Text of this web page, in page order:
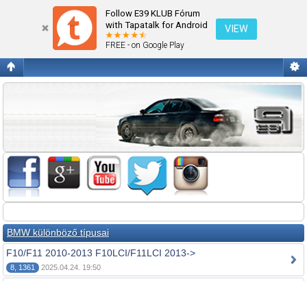
Follow E39 KLUB Fórum
with Tapatalk for Android
FREE - on Google Play
VIEW
Fórum kezdőlap megtekintése
BMW különböző típusai
F10/F11 2010-2013 F10LCI/F11LCI 2013->
8, 1361 2025.04.24. 19:50